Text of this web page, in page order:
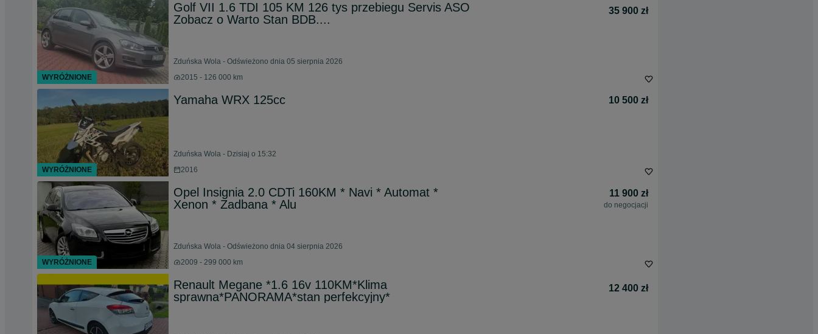
Golf VII 1.6 TDI 105 KM 126 tys przebiegu Servis ASO
Zobacz o Warto Stan BDB....
35 900 zł
Zduńska Wola - Odświeżono dnia 05 sierpnia 2026
2015 - 126 000 km
Yamaha WRX 125cc 10 500 zł
Zduńska Wola - Dzisiaj o 15:32
2016
Opel Insignia 2.0 CDTi 160KM * Navi * Automat *
Xenon * Zadbana * Alu
11 900 zł
do negocjacji
Zduńska Wola - Odświeżono dnia 04 sierpnia 2026
2009 - 299 000 km
Renault Megane *1.6 16v 110KM*Klima
sprawna*PANORAMA*stan perfekcyjny*
12 400 zł
WYRÓŻNIONE
WYRÓŻNIONE
WYRÓŻNIONE